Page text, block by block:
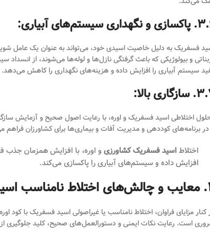
سیستم‌های آبیاری:
فسفریک به دلیل خاصیت اسیدی خود، می‌تواند به عنوان یک عامل
و بیولوژیکی که باعث گرفتگی نازل‌ها و لوله‌ها می‌شوند، از
سیستم آبیاری را افزایش داده و هزینه‌های نگهداری را کاهش می‌دهد.
بالا:
اختلاطی اسید فسفریک و اوره، با رعایت اصول صحیح و آزمایش
در برنامه‌های کوددهی و مدیریت آفات و بیماری‌ها برای کشاورزان
اختلاطاسید فسفریک کشاورزی و اوره، با افزایش همزمان جذب
افزایش داده و سیستم‌های آبیاری را پاکسازی می‌کند.
کود اوره
کنار مزایای فراوان، اختلاط نامناسب یا غیراصولی اسید فسفریک با کود
است. رعایت نکات ایمنی و دستورالعمل‌های صحیح، کلید جلوگیری